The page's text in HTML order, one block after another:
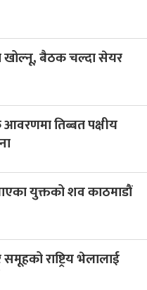
खोल्नू, बैठक चल्दा सेयर
आवरणमा तिब्बत पक्षीय
युक्तको शव काठमाडौं
राष्ट्रिय भेलालाई